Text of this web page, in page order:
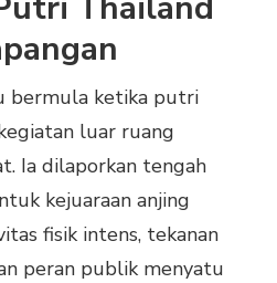
bermula ketika putri
luar ruang
Ia dilaporkan tengah
kejuaraan anjing
fisik intens, tekanan
peran publik menyatu